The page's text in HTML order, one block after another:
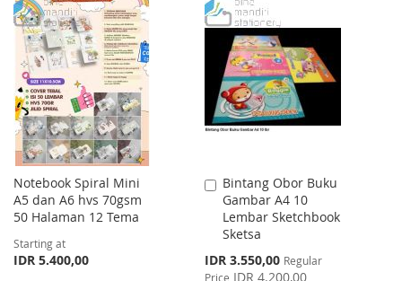
TO
WISH
LIST
TO
COMPARE
WISH
LIST
COMPARE
Notebook Spiral Mini
A5 dan A6 hvs 70gsm
50 Halaman 12 Tema
Starting at
IDR 5.400,00
Bintang Obor Buku
Gambar A4 10
Lembar Sketchbook
Sketsa
Special
Price
IDR 3.550,00 Regular
Price IDR 4.200,00
Add
to
Cart